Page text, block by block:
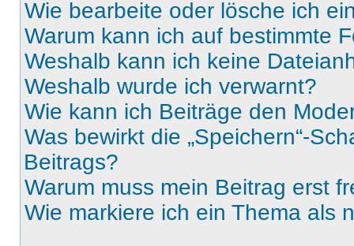
Wie bearbeite oder lösche ich
Warum kann ich auf bestimmte
Weshalb kann ich keine
Weshalb wurde ich verwarnt?
Wie kann ich Beiträge den
Was bewirkt die „Speichern“-
Beitrags?
Warum muss mein Beitrag erst
Wie markiere ich ein Thema als